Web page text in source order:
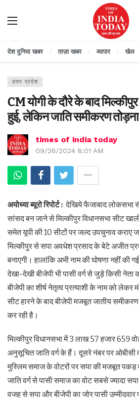
देश दुनिया खबर ताज़ा खबर व्यापार खेल
उत्तर प्रदेश
CM योगी के दौरे के बाद
हुई, लेकिन जाति समीकरण
times of india today
09/26/2024 8:01 AM
अयोध्‍या ब्यूरो रिपोर्ट : देखिये फैजाबाद लोकसभा
सांसद बन जाने से मिल्‍कीपुर विधानसभा सीट
समेत यूपी की 10 सीटों पर जल्‍द उपचुनाव कराए
मिल्‍कीपुर से सपा अवधेश प्रसाद के बेटे अजीत
बनाएगी। हालांकि अभी नाम की घोषणा नहीं की
देखा-देखी बीजेपी भी पासी वर्ग से जुड़े किसी नेता
बीजेपी का शीर्ष नेतृत्‍व प्रत्‍याशी के नाम को
सीट हारने के बाद बीजेपी मजबूत जातीय
कर रही है।
मिल्‍कीपुर विधानसभा में 3 लाख 57 हजार 659
अनुसूचित जाति वर्ग के हैं। दूसरे नंबर पर ओबीसी
मुस्लिम समाज के वोटरों पर सपा की मजबूत पकड़
जाति वर्ग से पासी समाज का वोट सबसे ज्‍यादा
वजह से सपा और बीजेपी का जोर पासी उम्‍मीदवार